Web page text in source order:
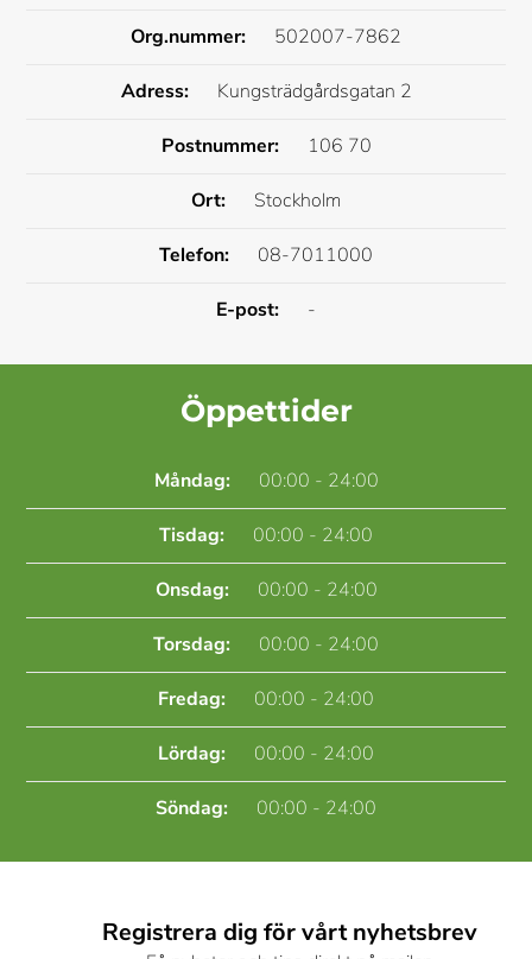
Org.nummer: 502007-7862
Adress: Kungsträdgårdsgatan 2
Postnummer: 106 70
Ort: Stockholm
Telefon: 08-7011000
E-post: -
Öppettider
Måndag: 00:00 - 24:00
Tisdag: 00:00 - 24:00
Onsdag: 00:00 - 24:00
Torsdag: 00:00 - 24:00
Fredag: 00:00 - 24:00
Lördag: 00:00 - 24:00
Söndag: 00:00 - 24:00
Registrera dig för vårt nyhetsbrev